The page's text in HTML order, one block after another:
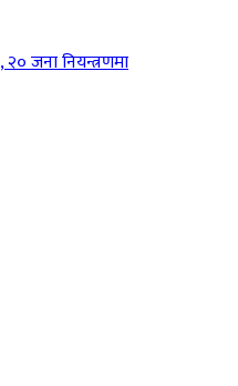
२० जना नियन्त्रणमा